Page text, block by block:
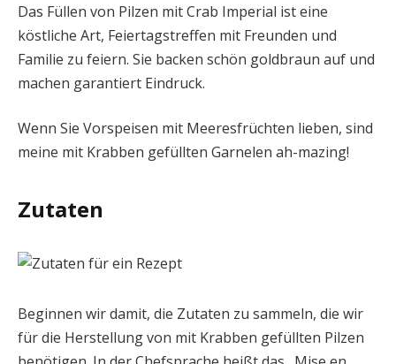
Das Füllen von Pilzen mit Crab Imperial ist eine
köstliche Art, Feiertagstreffen mit Freunden und
Familie zu feiern. Sie backen schön goldbraun auf und
machen garantiert Eindruck.
Wenn Sie Vorspeisen mit Meeresfrüchten lieben, sind
meine mit Krabben gefüllten Garnelen ah-mazing!
Zutaten
Beginnen wir damit, die Zutaten zu sammeln, die wir
für die Herstellung von mit Krabben gefüllten Pilzen